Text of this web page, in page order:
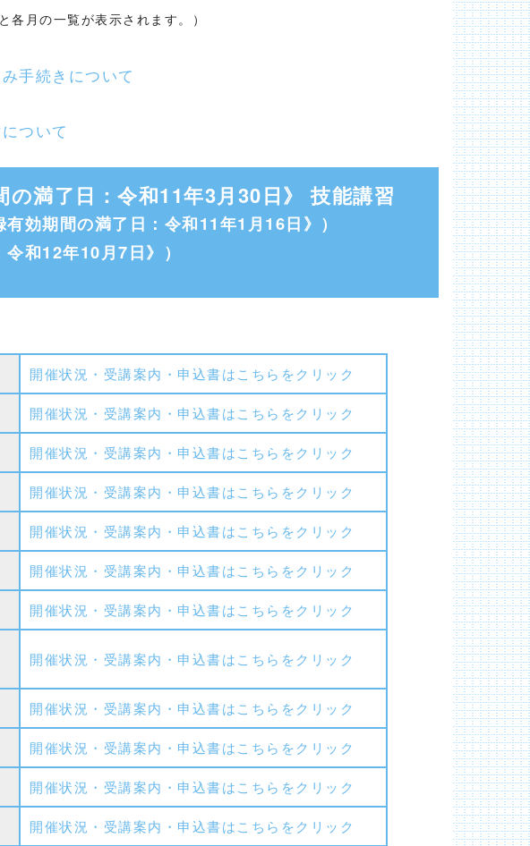
各月の一覧が表示されます。）
手続きについて
ついて
満了日：令和11年3月30日》 技能講習
効期間の満了日：令和11年1月16日》）
和12年10月7日》）
開催状況・受講案内・申込書はこちらをクリック
開催状況・受講案内・申込書はこちらをクリック
開催状況・受講案内・申込書はこちらをクリック
開催状況・受講案内・申込書はこちらをクリック
開催状況・受講案内・申込書はこちらをクリック
開催状況・受講案内・申込書はこちらをクリック
開催状況・受講案内・申込書はこちらをクリック
開催状況・受講案内・申込書はこちらをクリック
開催状況・受講案内・申込書はこちらをクリック
開催状況・受講案内・申込書はこちらをクリック
開催状況・受講案内・申込書はこちらをクリック
開催状況・受講案内・申込書はこちらをクリック